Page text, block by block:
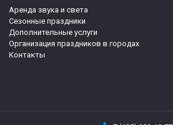
Аренда звука и света
Сезонные праздники
Дополнительные услуги
Организация праздников в городах
Контакты